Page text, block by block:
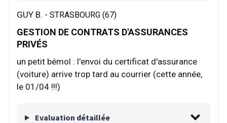
GUY B. - STRASBOURG (67)
GESTION DE CONTRATS D'ASSURANCES
PRIVÉS
un petit bémol : l'envoi du certificat d'assurance
(voiture) arrive trop tard au courrier (cette année,
le 01/04 !!!)
Evaluation détaillée